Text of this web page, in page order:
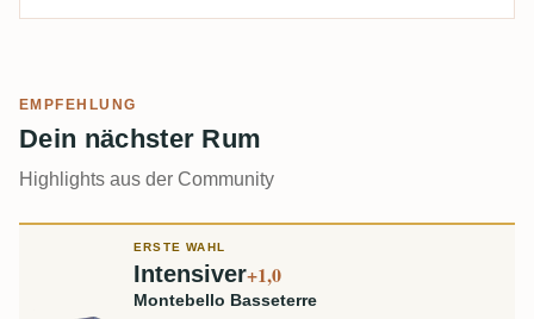
EMPFEHLUNG
Dein nächster Rum
Highlights aus der Community
ERSTE WAHL
Intensiver+1,0
Montebello Basseterre